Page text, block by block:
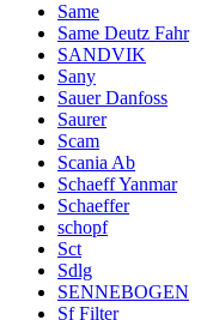
Same
Same Deutz Fahr
SANDVIK
Sany
Sauer Danfoss
Saurer
Scam
Scania Ab
Schaeff Yanmar
Schaeffer
schopf
Sct
Sdlg
SENNEBOGEN
Sf Filter